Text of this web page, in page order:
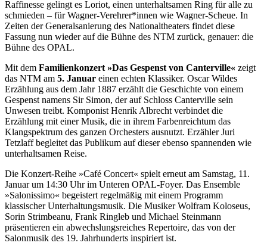
Raffinesse gelingt es Loriot, einen unterhaltsamen Ring für alle zu
schmieden – für Wagner-Verehrer*innen wie Wagner-Scheue. In
Zeiten der Generalsanierung des Nationaltheaters findet diese
Fassung nun wieder auf die Bühne des NTM zurück, genauer: die
Bühne des OPAL.
Mit dem Familienkonzert »Das Gespenst von Canterville« zeigt
das NTM am 5. Januar einen echten Klassiker. Oscar Wildes
Erzählung aus dem Jahr 1887 erzählt die Geschichte von einem
Gespenst namens Sir Simon, der auf Schloss Canterville sein
Unwesen treibt. Komponist Henrik Albrecht verbindet die
Erzählung mit einer Musik, die in ihrem Farbenreichtum das
Klangspektrum des ganzen Orchesters ausnutzt. Erzähler Juri
Tetzlaff begleitet das Publikum auf dieser ebenso spannenden wie
unterhaltsamen Reise.
Die Konzert-Reihe »Café Concert« spielt erneut am Samstag, 11.
Januar um 14:30 Uhr im Unteren OPAL-Foyer. Das Ensemble
»Salonissimo« begeistert regelmäßig mit einem Programm
klassischer Unterhaltungsmusik. Die Musiker Wolfram Koloseus,
Sorin Strimbeanu, Frank Ringleb und Michael Steinmann
präsentieren ein abwechslungsreiches Repertoire, das von der
Salonmusik des 19. Jahrhunderts inspiriert ist.